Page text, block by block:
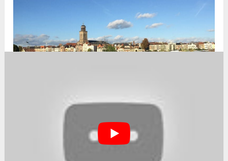
Deventer is de mooiste vrouw van de Hanzevrouwen.